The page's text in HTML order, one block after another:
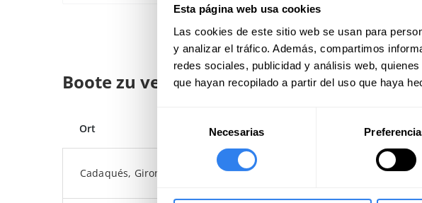
Esta página web usa cookies
Las cookies de este sitio web se usan para
y analizar el tráfico. Además, compartimos
redes sociales, publicidad y análisis web,
que hayan recopilado a partir del uso que haya
consentimiento
Necesarias
Boote zu vermieten in Girona
Ort Start
Cadaqués, Girona